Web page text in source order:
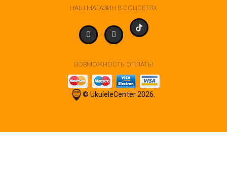
НАШ МАГАЗИН В СОЦСЕТЯХ
ВОЗМОЖНОСТЬ ОПЛАТЫ
© UkuleleCenter 2026.